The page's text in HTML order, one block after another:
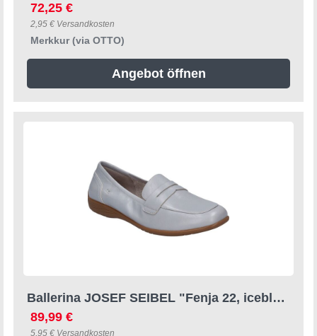
72,25 €
2,95 € Versandkosten
Merkkur (via OTTO)
Angebot öffnen
Ballerina JOSEF SEIBEL "Fenja 22, iceblue", Damen, Gr. 41, blau (iceblau), Obermaterial: 100% Rindsleder Leather cow., Schuhe Ballerina
89,99 €
5,95 € Versandkosten